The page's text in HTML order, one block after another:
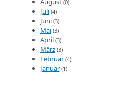
August (0)
Juli (4)
Juni (3)
Mai (3)
April (3)
März (3)
Februar (4)
Januar (1)